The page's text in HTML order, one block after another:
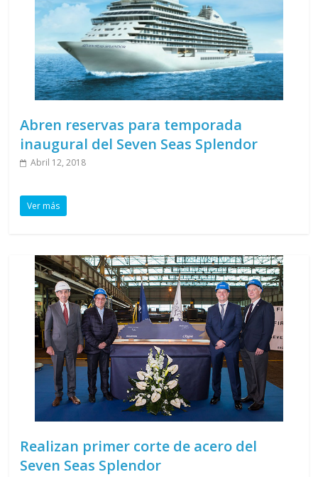
Abren reservas para temporada
inaugural del Seven Seas Splendor
Abril 12, 2018
Ver más
Realizan primer corte de acero del
Seven Seas Splendor